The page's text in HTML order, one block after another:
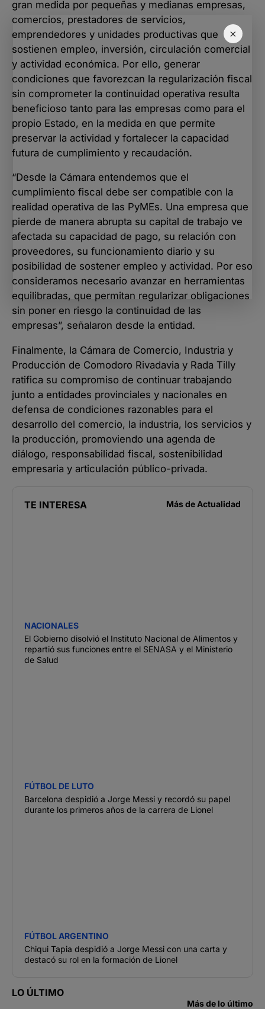
×
gran medida por pequeñas y medianas empresas,
comercios, prestadores de servicios,
emprendedores y unidades productivas que
sostienen empleo, inversión, circulación comercial
y actividad económica. Por ello, generar
condiciones que favorezcan la regularización fiscal
sin comprometer la continuidad operativa resulta
beneficioso tanto para las empresas como para el
propio Estado, en la medida en que permite
preservar la actividad y fortalecer la capacidad
futura de cumplimiento y recaudación.
“Desde la Cámara entendemos que el
cumplimiento fiscal debe ser compatible con la
realidad operativa de las PyMEs. Una empresa que
pierde de manera abrupta su capital de trabajo ve
afectada su capacidad de pago, su relación con
proveedores, su funcionamiento diario y su
posibilidad de sostener empleo y actividad. Por eso
consideramos necesario avanzar en herramientas
equilibradas, que permitan regularizar obligaciones
sin poner en riesgo la continuidad de las
empresas”, señalaron desde la entidad.
Finalmente, la Cámara de Comercio, Industria y
Producción de Comodoro Rivadavia y Rada Tilly
ratifica su compromiso de continuar trabajando
junto a entidades provinciales y nacionales en
defensa de condiciones razonables para el
desarrollo del comercio, la industria, los servicios y
la producción, promoviendo una agenda de
diálogo, responsabilidad fiscal, sostenibilidad
empresaria y articulación público-privada.
TE INTERESA Más de Actualidad
NACIONALES
El Gobierno disolvió el Instituto Nacional de Alimentos y
repartió sus funciones entre el SENASA y el Ministerio
de Salud
FÚTBOL DE LUTO
Barcelona despidió a Jorge Messi y recordó su papel
durante los primeros años de la carrera de Lionel
FÚTBOL ARGENTINO
Chiqui Tapia despidió a Jorge Messi con una carta y
destacó su rol en la formación de Lionel
LO ÚLTIMO
Más de lo último